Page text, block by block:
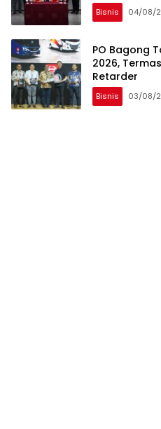
Bisnis 04/08/
PO Bagong
2026,
Retarder
Bisnis 03/08/